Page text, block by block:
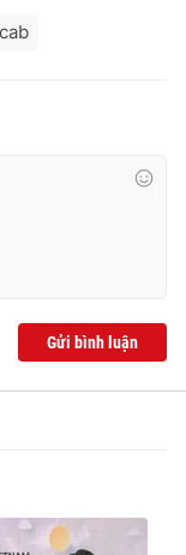
Gửi bình luận